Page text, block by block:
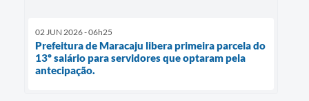
02 JUN 2026 - 06h25
Prefeitura de Maracaju libera primeira parcela do
13º salário para servidores que optaram pela
antecipação.